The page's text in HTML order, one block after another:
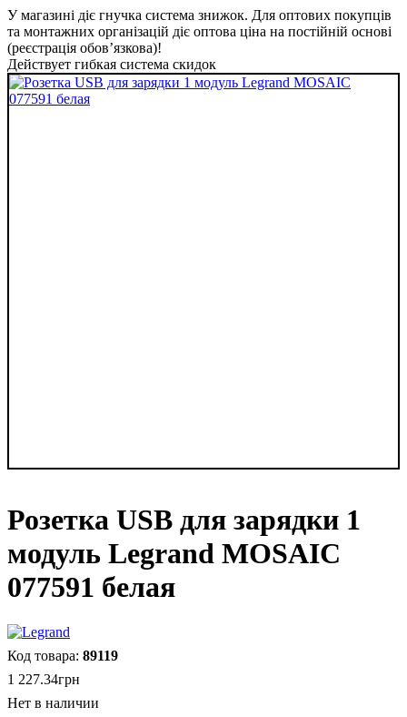
У магазині діє гнучка система знижок. Для оптових покупців
та монтажних організацій діє оптова ціна на постійній основі
(реєстрація обов’язкова)!
Действует гибкая система скидок
Розетка USB для зарядки 1
модуль Legrand MOSAIC
077591 белая
89119
1 227.34грн
Нет в наличии